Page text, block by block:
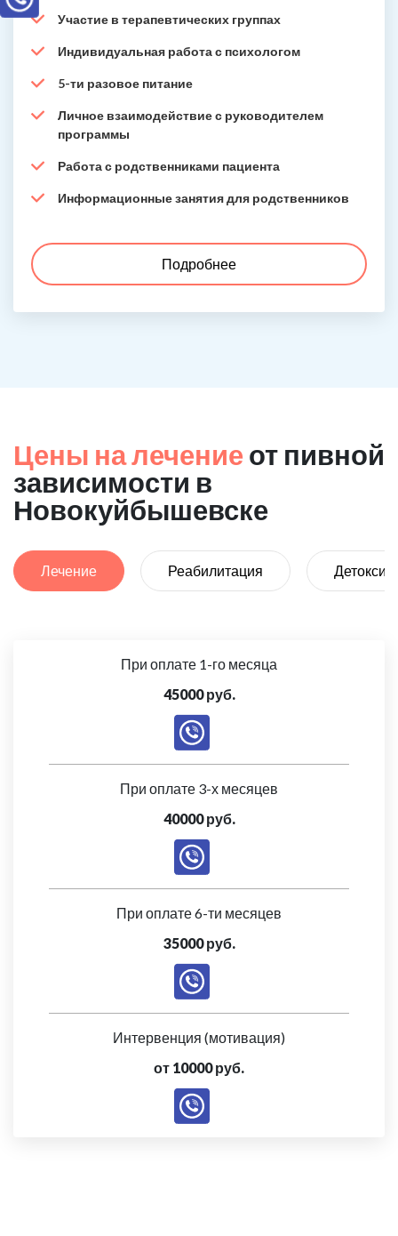
Участие в терапевтических группах
Индивидуальная работа с психологом
5-ти разовое питание
Личное взаимодействие с руководителем
программы
Работа с родственниками пациента
Информационные занятия для родственников
Подробнее
Цены на лечение от пивной
зависимости в
Новокуйбышевске
Лечение Реабилитация
При оплате 1-го месяца
45000 руб.
При оплате 3-х месяцев
40000 руб.
При оплате 6-ти месяцев
35000 руб.
Интервенция (мотивация)
от 10000 руб.